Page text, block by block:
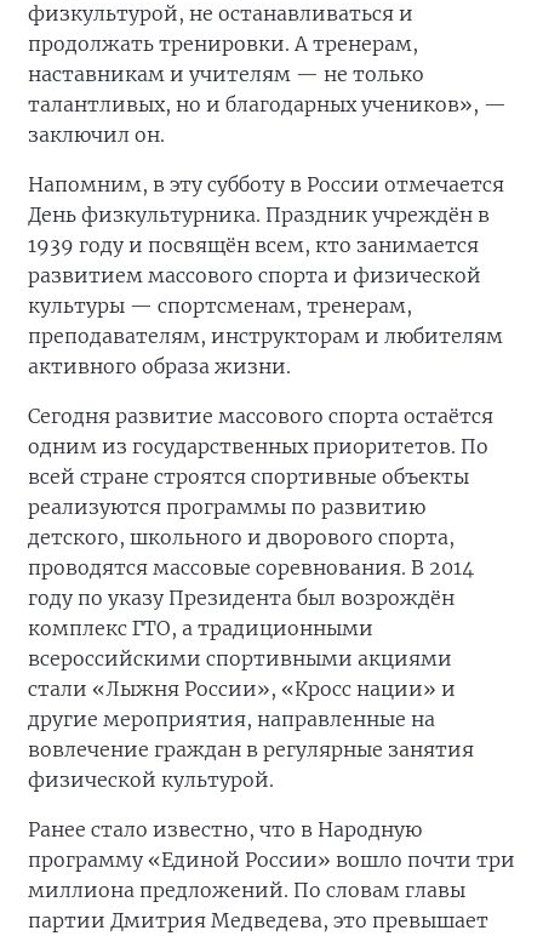
физкультурой, не останавливаться и
продолжать тренировки. А тренерам,
наставникам и учителям — не только
талантливых, но и благодарных учеников», —
заключил он.
Напомним, в эту субботу в России отмечается
День физкультурника. Праздник учреждён в
1939 году и посвящён всем, кто занимается
развитием массового спорта и физической
культуры — спортсменам, тренерам,
преподавателям, инструкторам и любителям
активного образа жизни.
Сегодня развитие массового спорта остаётся
одним из государственных приоритетов. По
всей стране строятся спортивные объекты
реализуются программы по развитию
детского, школьного и дворового спорта,
проводятся массовые соревнования. В 2014
году по указу Президента был возрождён
комплекс ГТО, а традиционными
всероссийскими спортивными акциями
стали «Лыжня России», «Кросс нации» и
другие мероприятия, направленные на
вовлечение граждан в регулярные занятия
физической культурой.
Ранее стало известно, что в Народную
программу «Единой России» вошло почти три
миллиона предложений. По словам главы
партии Дмитрия Медведева, это превышает